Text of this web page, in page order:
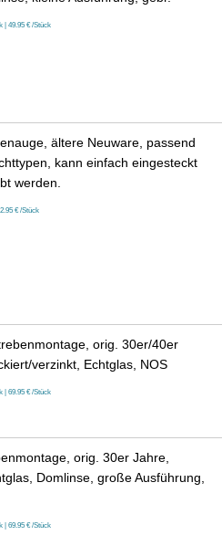
| 49.95 € /Stück
ältere Neuware, passend
kann einfach eingesteckt
werden.
€ /Stück
orig. 30er/40er
verzinkt, Echtglas, NOS
| 69.95 € /Stück
orig. 30er Jahre,
Domlinse, große Ausführung,
| 69.95 € /Stück